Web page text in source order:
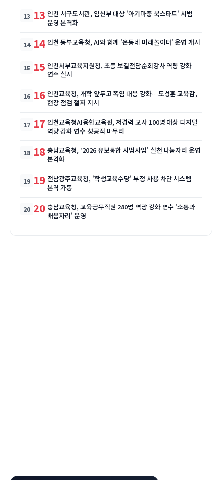
13 인천 서구도서관, 임신부 대상 '아기마중 북스타트' 시범
운영 본격화
14 인천 동부교육청, AI와 함께 '온동네 미래놀이터' 운영 개시
15 인천서부교육지원청, 초등 보결전담순회강사 역량 강화
연수 실시
16 인천교육청, 개학 앞두고 폭염 대응 강화…도성훈 교육감,
현장 점검 철저 지시
17 인천교육청AI융합교육원, 저경력 교사 100명 대상 디지털
역량 강화 연수 성공적 마무리
18 충남교육청, '2026 유보통합 시범사업' 실천 나눔자리 운영
본격화
19 전남광주교육청, '학생교육수당' 부정 사용 차단 시스템
본격 가동
20 충남교육청, 교육공무직원 280명 역량 강화 연수 '소통과
배움자리' 운영